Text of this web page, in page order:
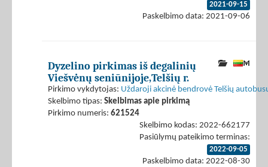
2021-09-15
Paskelbimo data: 2021-09-06
Dyzelino pirkimas iš degalinių
Viešvėnų seniūnijoje,Telšių r.
Pirkimo vykdytojas: Uždaroji akcinė bendrovė Telšių
Skelbimo tipas: Skelbimas apie pirkimą
Pirkimo numeris: 621524
Skelbimo kodas: 2022-662177
Pasiūlymų pateikimo terminas:
2022-09-05
Paskelbimo data: 2022-08-30